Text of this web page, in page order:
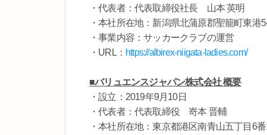
・代表者：代表取締役社長 山本 英明
・本社所在地：新潟県北蒲原郡聖籠町東港
・事業内容：サッカークラブの運営
・URL： https://albirex-niigata-ladies.com/
■バリュエンスジャパン株式会社 概要
・設立：2019年9月10日
・代表者：代表取締役 嵜本 晋輔
・本社所在地：東京都港区南青山五丁目6